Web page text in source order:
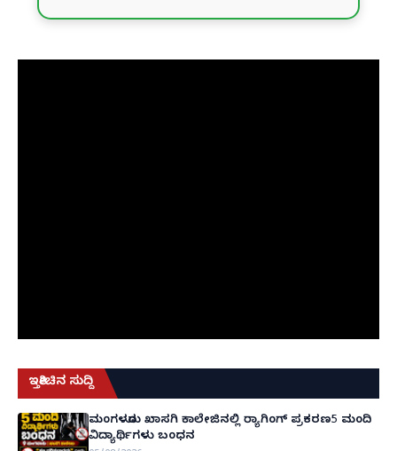
ಇತ್ತೀಚಿನ ಸುದ್ದಿ
ಮಂಗಳೂರು ಖಾಸಗಿ ಕಾಲೇಜಿನಲ್ಲಿ ರ‌್ಯಾಗಿಂಗ್ ಪ್ರಕರಣ5 ಮಂದಿ
ವಿದ್ಯಾರ್ಥಿಗಳು ಬಂಧನ